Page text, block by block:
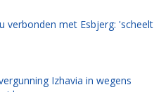
verbonden met Esbjerg: 'scheelt
Izhavia in wegens